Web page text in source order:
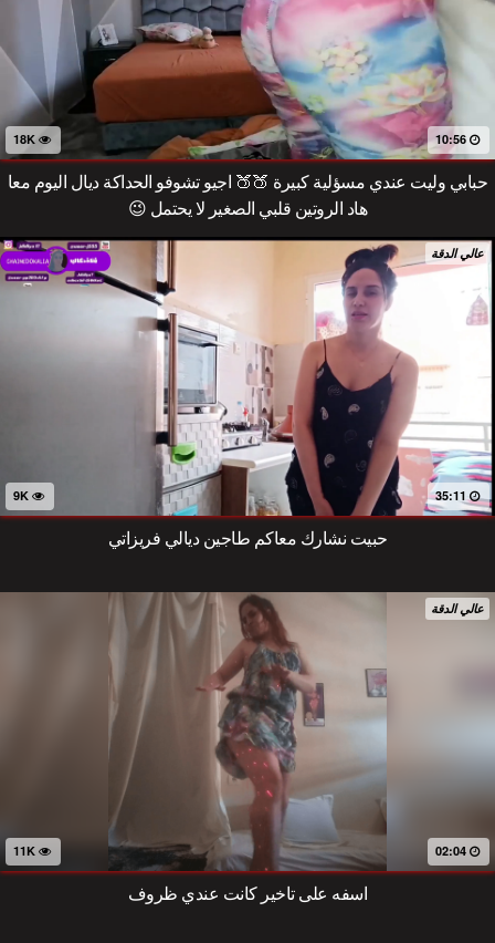
10:56
حبابي وليت عندي مسؤلية كبيرة 🍑🍑 اجيو تشوفو الحداكة ديال اليوم معا
هاد الروتين قلبي الصغير لا يحتمل 😉
عالي الدقة
حبيت نشارك معاكم طاجين ديالي فريزاتي
عالي الدقة
02:04
اسفه على تاخير كانت عندي ظروف